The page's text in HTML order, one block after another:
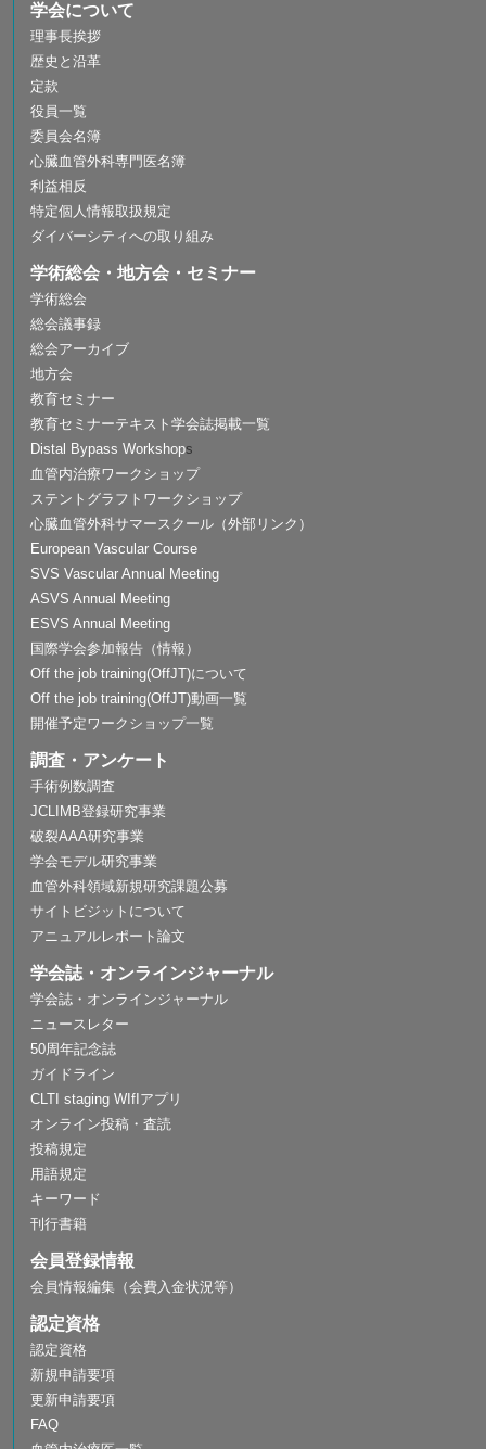
学会について
理事長挨拶
歴史と沿革
定款
役員一覧
委員会名簿
心臓血管外科専門医名簿
利益相反
特定個人情報取扱規定
ダイバーシティへの取り組み
学術総会・地方会・セミナー
学術総会
総会議事録
総会アーカイブ
地方会
教育セミナー
教育セミナーテキスト学会誌掲載一覧
Distal Bypass Workshops
血管内治療ワークショップ
ステントグラフトワークショップ
心臓血管外科サマースクール（外部リンク）
European Vascular Course
SVS Vascular Annual Meeting
ASVS Annual Meeting
ESVS Annual Meeting
国際学会参加報告（情報）
Off the job training(OffJT)について
Off the job training(OffJT)動画一覧
開催予定ワークショップ一覧
調査・アンケート
手術例数調査
JCLIMB登録研究事業
破裂AAA研究事業
学会モデル研究事業
血管外科領域新規研究課題公募
サイトビジットについて
アニュアルレポート論文
学会誌・オンラインジャーナル
学会誌・オンラインジャーナル
ニュースレター
50周年記念誌
ガイドライン
CLTI staging WIfIアプリ
オンライン投稿・査読
投稿規定
用語規定
キーワード
刊行書籍
会員登録情報
会員情報編集（会費入金状況等）
認定資格
認定資格
新規申請要項
更新申請要項
FAQ